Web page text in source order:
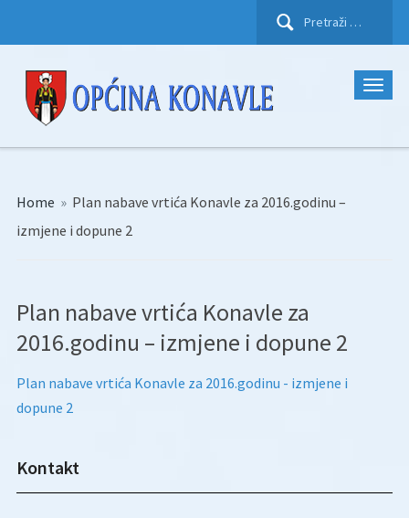
Pretraži:
Home » Plan nabave vrtića Konavle za 2016.godinu –
izmjene i dopune 2
Plan nabave vrtića Konavle za
2016.godinu – izmjene i dopune 2
Plan nabave vrtića Konavle za 2016.godinu - izmjene i
dopune 2
Kontakt